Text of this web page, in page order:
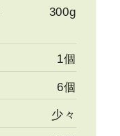
300g
1個
6個
少々